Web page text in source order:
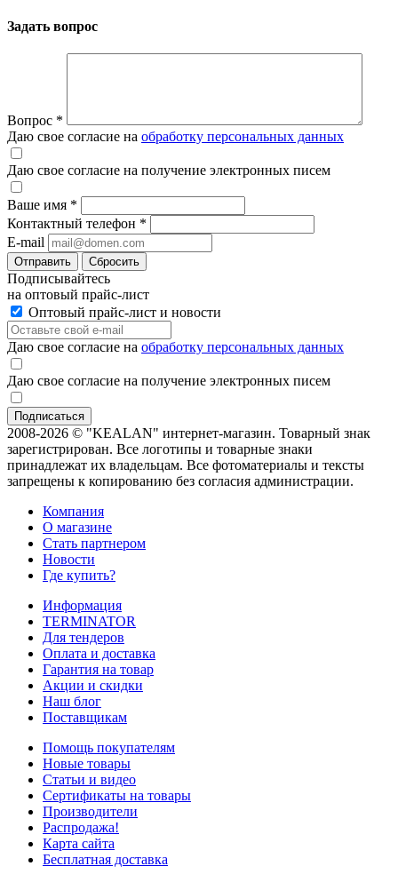
Задать вопрос
Вопрос *
Даю свое согласие на обработку персональных данных
Даю свое согласие на получение электронных писем
Ваше имя *
Контактный телефон *
E-mail
Отправить Сбросить
Подписывайтесь
на оптовый прайс-лист
Оптовый прайс-лист и новости
Даю свое согласие на обработку персональных данных
Даю свое согласие на получение электронных писем
2008-2026 © "KEALAN" интернет-магазин. Товарный знак
зарегистрирован. Все логотипы и товарные знаки
принадлежат их владельцам. Все фотоматериалы и тексты
запрещены к копированию без согласия администрации.
Компания
О магазине
Стать партнером
Новости
Где купить?
Информация
TERMINATOR
Для тендеров
Оплата и доставка
Гарантия на товар
Акции и скидки
Наш блог
Поставщикам
Помощь покупателям
Новые товары
Статьи и видео
Сертификаты на товары
Производители
Распродажа!
Карта сайта
Бесплатная доставка